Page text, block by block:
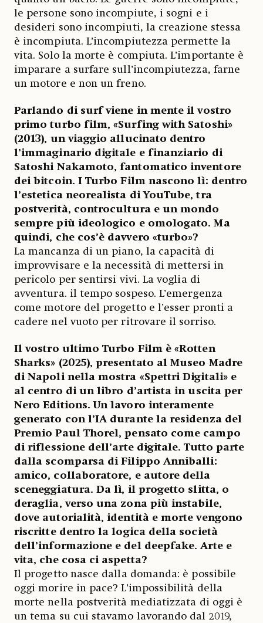
le persone sono incompiute, i sogni e i
desideri sono incompiuti, la creazione stessa
è incompiuta. L’incompiutezza permette la
vita. Solo la morte è compiuta. L’importante è
imparare a surfare sull’incompiutezza, farne
un motore e non un freno.
Parlando di surf viene in mente il vostro
primo turbo film, «Surfing with Satoshi»
(2013), un viaggio allucinato dentro
l’immaginario digitale e finanziario di
Satoshi Nakamoto, fantomatico inventore
dei bitcoin. I Turbo Film nascono lì: dentro
l’estetica neorealista di YouTube, tra
postverità, controcultura e un mondo
sempre più ideologico e omologato. Ma
quindi, che cos’è davvero «turbo»?
La mancanza di un piano, la capacità di
improvvisare e la necessità di mettersi in
pericolo per sentirsi vivi. La voglia di
avventura. il tempo sospeso. L’emergenza
come motore del progetto e l’esser pronti a
cadere nel vuoto per ritrovare il sorriso.
Il vostro ultimo Turbo Film è «Rotten
Sharks» (2025), presentato al Museo Madre
di Napoli nella mostra «Spettri Digitali» e
al centro di un libro d’artista in uscita per
Nero Editions. Un lavoro interamente
generato con l’IA durante la residenza del
Premio Paul Thorel, pensato come campo
di riflessione dell’arte digitale. Tutto parte
dalla scomparsa di Filippo Anniballi:
amico, collaboratore, e autore della
sceneggiatura. Da lì, il progetto slitta, o
deraglia, verso una zona più instabile,
dove autorialità, identità e morte vengono
riscritte dentro la logica della società
dell’informazione e del deepfake. Arte e
vita, che cosa ci aspetta?
Il progetto nasce dalla domanda: è possibile
oggi morire in pace? L’impossibilità della
morte nella postverità mediatizzata di oggi è
un tema su cui stavamo lavorando dal 2019,